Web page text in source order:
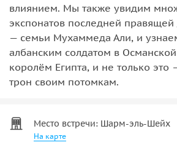
влиянием. Мы также увидим
экспонатов последней правящей
— семьи Мухаммеда Али, и
албанским солдатом в
королём Египта, и не только это
трон своим потомкам.
Место встречи: Шарм-эль-Шейх
На карте